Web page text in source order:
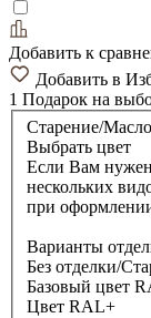
Добавить к
Добавить в
1 Подарок на
Старение/
Выбрать цвет
Если Вам нужен
нескольких
при оформлении
Варианты
Без отделки/
Базовый цвет
Цвет RAL+